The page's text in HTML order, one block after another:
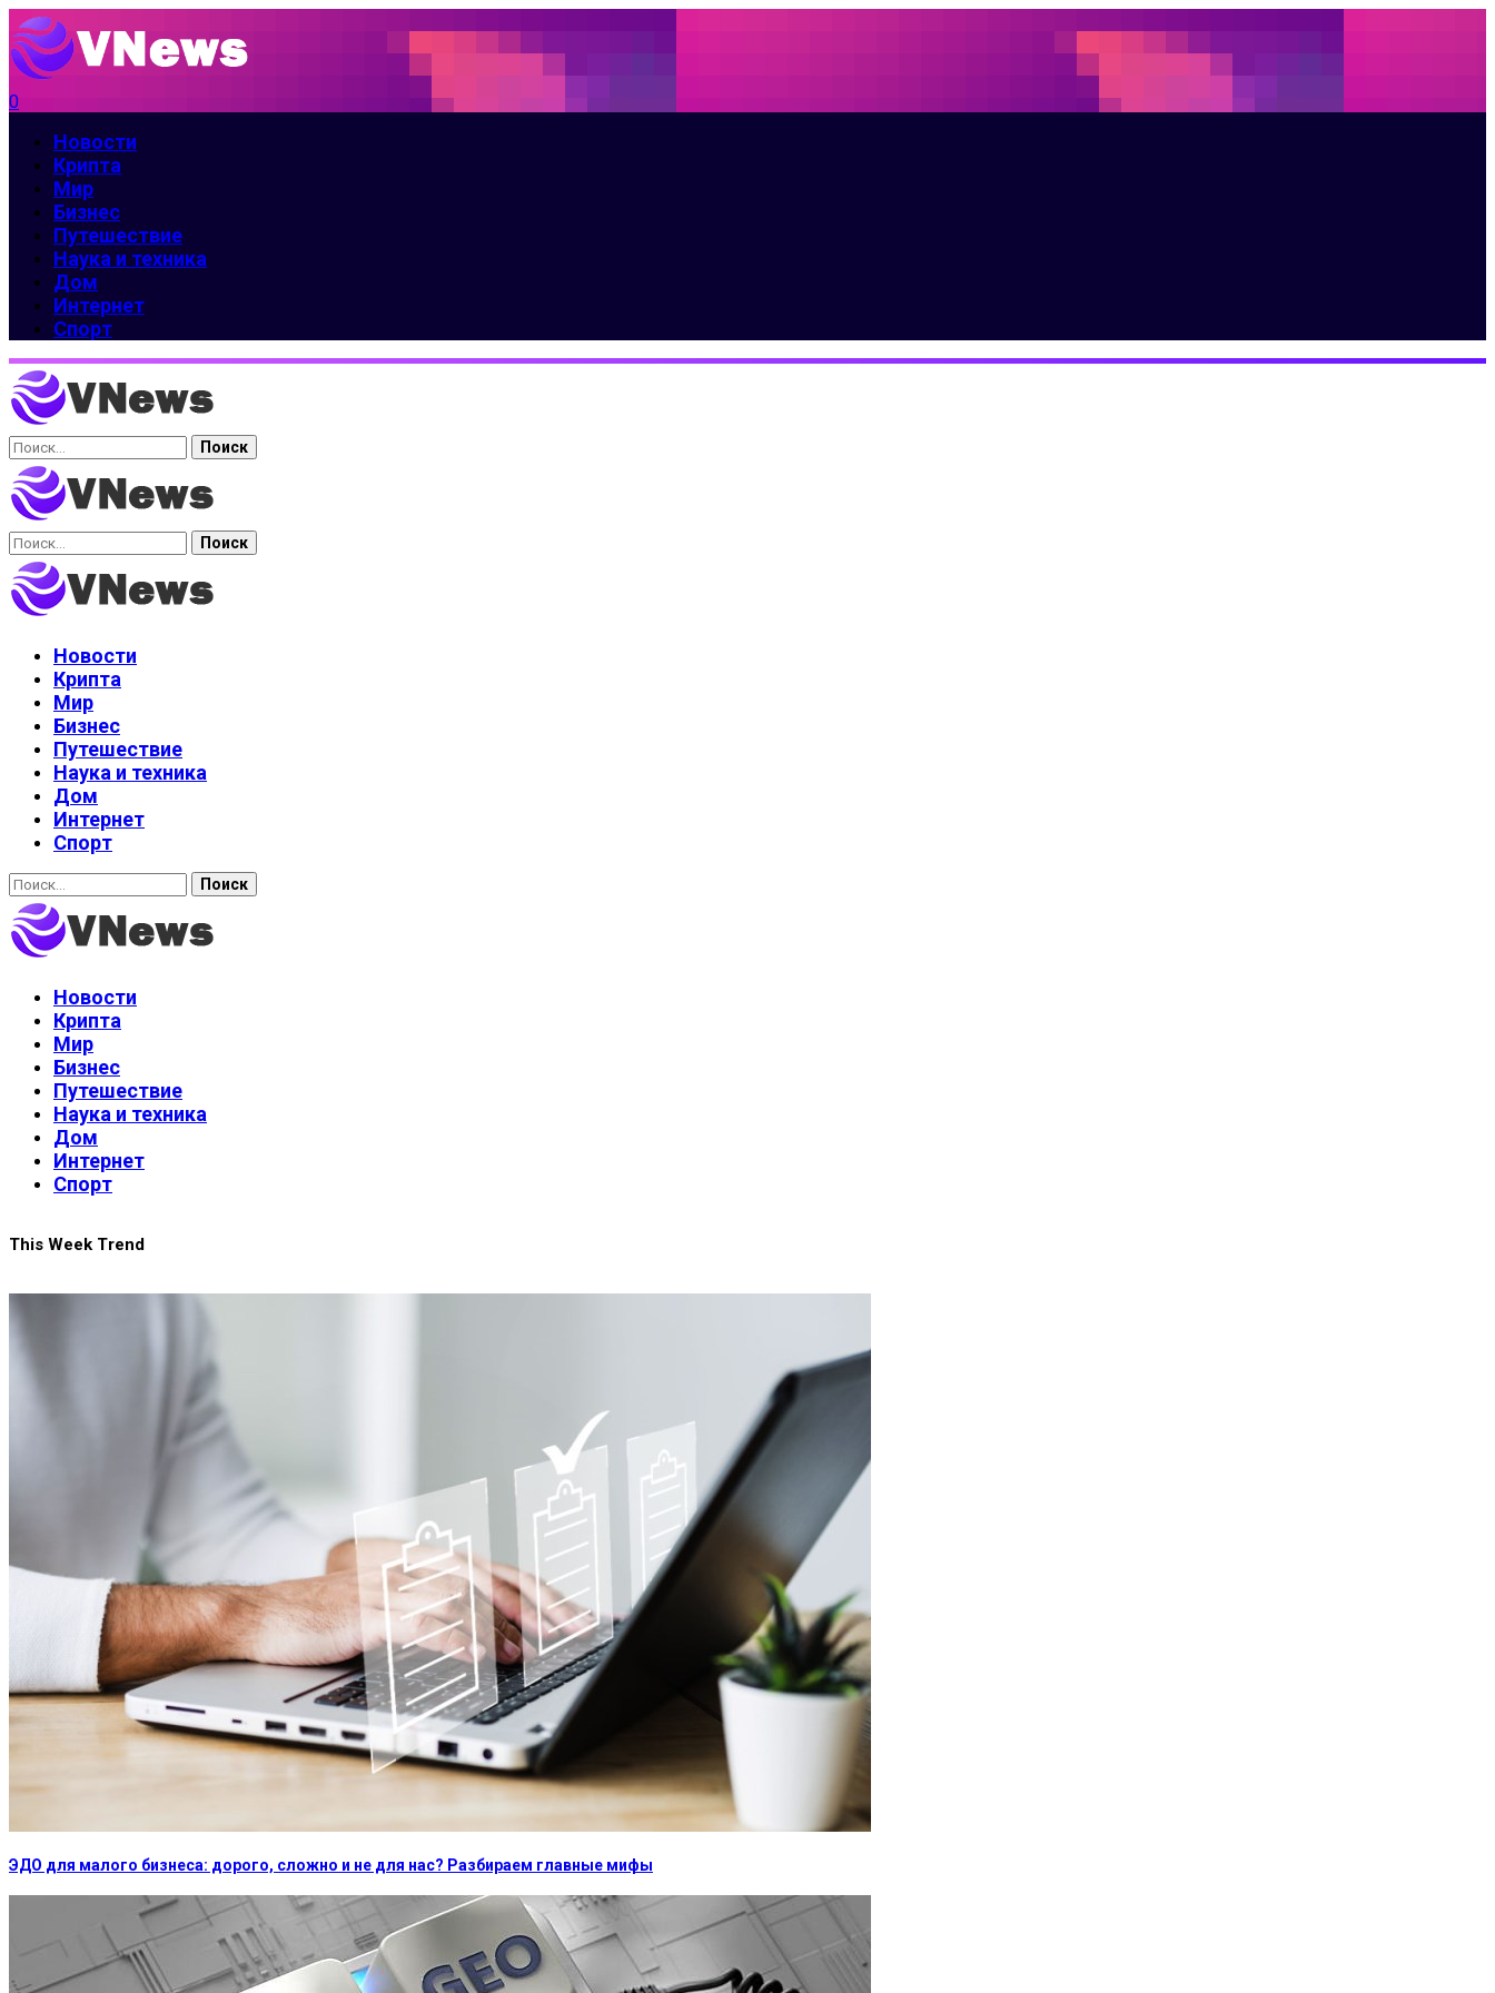
0
Новости
Крипта
Мир
Бизнес
Путешествие
Наука и техника
Дом
Интернет
Спорт
Найти:
Найти:
Новости
Крипта
Мир
Бизнес
Путешествие
Наука и техника
Дом
Интернет
Спорт
Найти:
Новости
Крипта
Мир
Бизнес
Путешествие
Наука и техника
Дом
Интернет
Спорт
This Week Trend
ЭДО для малого бизнеса: дорого, сложно и не для нас? Разбираем главные мифы